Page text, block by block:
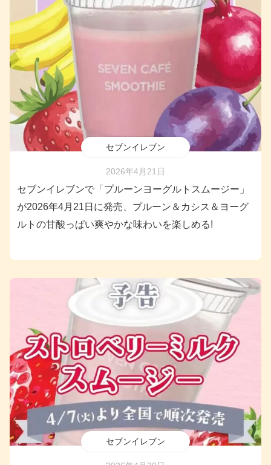
セブンイレブン
2026年4月21日
セブンイレブンで「プルーンヨーグルトスムージー」
が2026年4月21日に発売、プルーン＆カシス＆ヨーグ
ルトの甘酸っぱい爽やかな味わいを楽しめる!
セブンイレブン